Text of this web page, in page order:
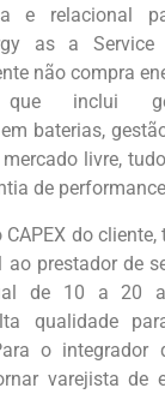
e relacional
as a Service
não compra
inclui
baterias,
livre,
de
CAPEX do
ao prestador de
de 10 a 20
qualidade
o
varejista de